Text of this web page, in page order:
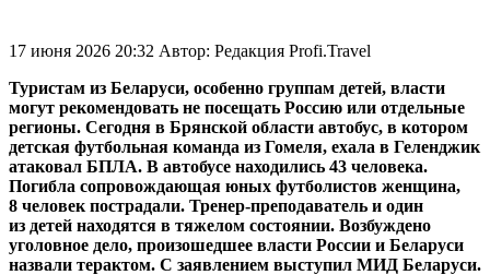
17 июня 2026 20:32 Автор: Редакция Profi.Travel
Туристам из Беларуси, особенно группам детей, власти
могут рекомендовать не посещать Россию или отдельные
регионы. Сегодня в Брянской области автобус, в котором
детская футбольная команда из Гомеля, ехала в Геленджик
атаковал БПЛА. В автобусе находились 43 человека.
Погибла сопровождающая юных футболистов женщина,
8 человек пострадали. Тренер-преподаватель и один
из детей находятся в тяжелом состоянии. Возбуждено
уголовное дело, произошедшее власти России и Беларуси
назвали терактом. С заявлением выступил МИД Беларуси.